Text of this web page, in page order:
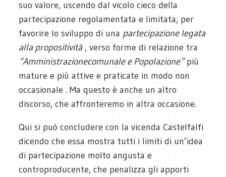
suo valore, uscendo dal vicolo cieco della
partecipazione regolamentata e limitata, per
favorire lo sviluppo di una partecipazione legata
alla propositività, verso forme di relazione tra
“Amministrazionecomunale e Popolazione”più
mature e più attive e praticate in modo non
occasionale . Ma questo è anche un altro
discorso, che affronteremo in altra occasione.
Qui si può concludere con la vicenda Castelfalfi
dicendo che essa mostra tutti i limiti di un’idea
di partecipazione molto angusta e
controproducente, che penalizza gli apporti